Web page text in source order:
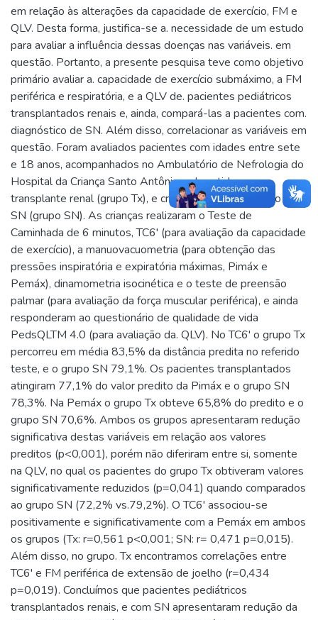
em relação às alterações da capacidade de exercício, FM e
QLV. Desta forma, justifica-se a. necessidade de um estudo
para avaliar a influência dessas doenças nas variáveis. em
questão. Portanto, a presente pesquisa teve como objetivo
primário avaliar a. capacidade de exercício submáximo, a FM
periférica e respiratória, e a QLV de. pacientes pediátricos
transplantados renais e, ainda, compará-las a pacientes com.
diagnóstico de SN. Além disso, correlacionar as variáveis em
questão. Foram avaliados pacientes com idades entre sete
e 18 anos, acompanhados no Ambulatório de Nefrologia do
Hospital da Criança Santo Antônio, submetidos ao
transplante renal (grupo Tx), e crianças com diagnóstico de
SN (grupo SN). As crianças realizaram o Teste de
Caminhada de 6 minutos, TC6' (para avaliação da capacidade
de exercício), a manuovacuometria (para obtenção das
pressões inspiratória e expiratória máximas, Pimáx e
Pemáx), dinamometria isocinética e o teste de preensão
palmar (para avaliação da força muscular periférica), e ainda
responderam ao questionário de qualidade de vida
PedsQLTM 4.0 (para avaliação da. QLV). No TC6' o grupo Tx
percorreu em média 83,5% da distância predita no referido
teste, e o grupo SN 79,1%. Os pacientes transplantados
atingiram 77,1% do valor predito da Pimáx e o grupo SN
78,3%. Na Pemáx o grupo Tx obteve 65,8% do predito e o
grupo SN 70,6%. Ambos os grupos apresentaram redução
significativa destas variáveis em relação aos valores
preditos (p<0,001), porém não diferiram entre si, somente
na QLV, no qual os pacientes do grupo Tx obtiveram valores
significativamente reduzidos (p=0,041) quando comparados
ao grupo SN (72,2% vs.79,2%). O TC6' associou-se
positivamente e significativamente com a Pemáx em ambos
os grupos (Tx: r=0,561 p<0,001; SN: r= 0,471 p=0,015).
Além disso, no grupo. Tx encontramos correlações entre
TC6' e FM periférica de extensão de joelho (r=0,434
p=0,019). Concluímos que pacientes pediátricos
transplantados renais, e com SN apresentaram redução da